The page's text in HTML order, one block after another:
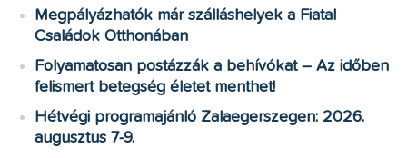
Megpályázhatók már szálláshelyek a Fiatal
Családok Otthonában
Folyamatosan postázzák a behívókat – Az időben
felismert betegség életet menthet!
Hétvégi programajánló Zalaegerszegen: 2026.
augusztus 7-9.